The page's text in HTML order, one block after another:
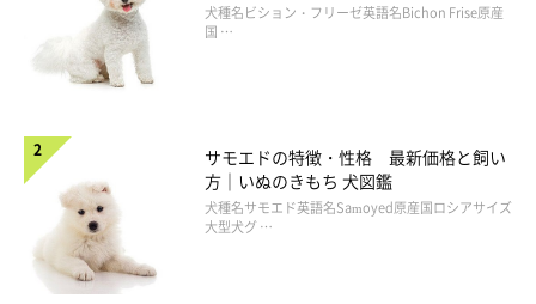
犬種名ビション・フリーゼ英語名Bichon Frise原産
国 …
サモエドの特徴・性格 最新価格と飼い
方｜いぬのきもち 犬図鑑
犬種名サモエド英語名Samoyed原産国ロシアサイズ
大型犬グ …